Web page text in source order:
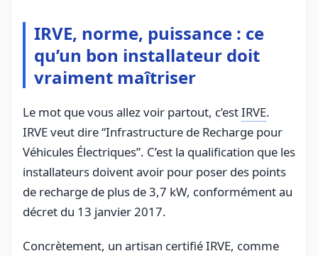
IRVE, norme, puissance : ce
qu’un bon installateur doit
vraiment maîtriser
Le mot que vous allez voir partout, c’estIRVE.
IRVE veut dire “Infrastructure de Recharge pour
Véhicules Électriques”. C’est la qualification que les
installateurs doivent avoir pour poser des points
de recharge de plus de 3,7 kW, conformément au
décret du 13 janvier 2017.
Concrètement, un artisan certifié IRVE, comme